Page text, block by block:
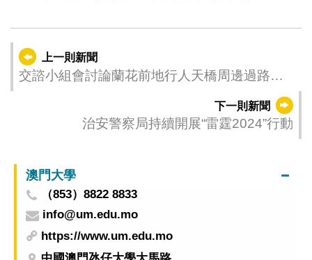
上一則新聞
交諮小組會討論蘭花前地行人天橋周邊過路安
下一則新聞
治安警察局持續開展“雷霆2024”行動
澳門大學
（853）8822 8833
info@um.edu.mo
https://www.um.edu.mo